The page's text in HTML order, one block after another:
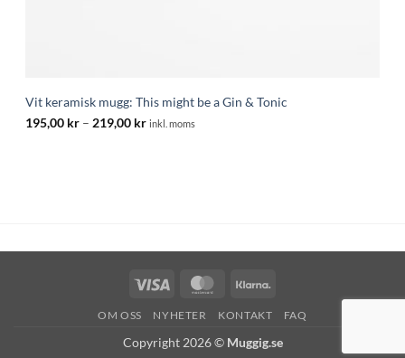
Vit keramisk mugg: This might be a Gin & Tonic
195,00 kr – 219,00 krPrisintervall:
inkl. moms
Visa MasterCard
OM OSS NYHETER KONTAKT FAQ
Copyright 2026 © Muggig.se